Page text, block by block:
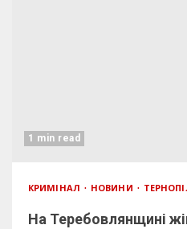
1 min read
КРИМІНАЛ НОВИНИ
На Теребовлянщині